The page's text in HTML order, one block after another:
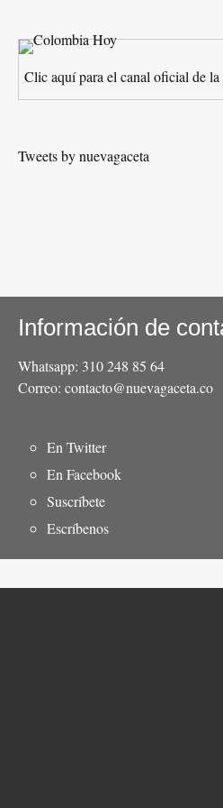
Clic aquí para el canal oficial de
Tweets by nuevagaceta
Información de
Whatsapp: 310 248 85 64
Correo: contacto@nuevagaceta.co
Menú
del
pie
En Twitter
En Facebook
Suscríbete
Escríbenos